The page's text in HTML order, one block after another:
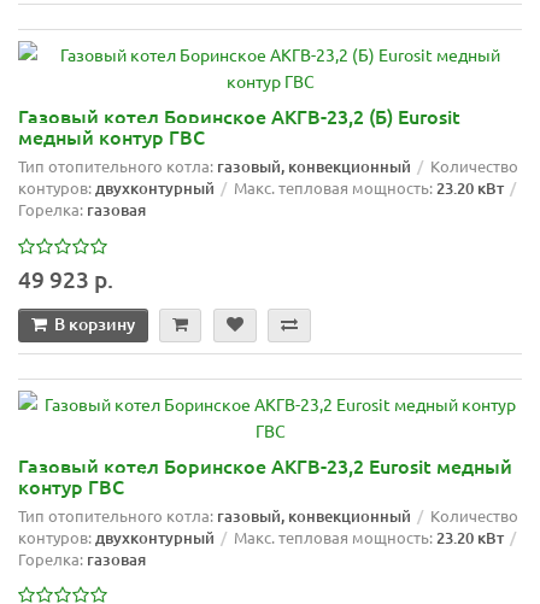
Газовый котел Боринское АКГВ-23,2 (Б) Eurosit
медный контур ГВС
Тип отопительного котла: газовый, конвекционный
Количество
контуров:двухконтурный Макс. тепловая мощность:23.20 кВт
Горелка: газовая
49 923 р.
В корзину
Газовый котел Боринское АКГВ-23,2 Eurosit медный
контур ГВС
Тип отопительного котла: газовый, конвекционный
Количество
контуров:двухконтурный Макс. тепловая мощность:23.20 кВт
Горелка: газовая